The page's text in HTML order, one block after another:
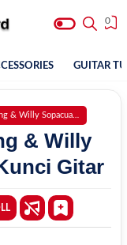
0
GUITAR
& Willy Sopacua - Love You
& Willy
Gitar